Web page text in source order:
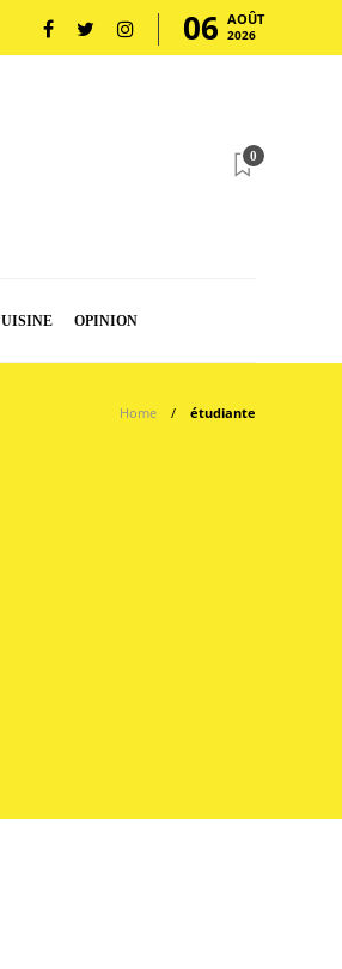
06 AOÛT
2026
0
OPINION
Home étudiante